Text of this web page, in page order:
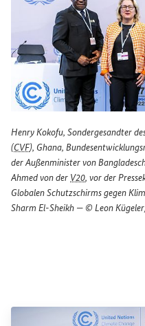
Henry Kokofu, Sondergesandter
(CVF), Ghana,
der Außenminister von
Ahmed von der V20, vor der
Globalen Schutzschirms gegen
Sharm El-Sheikh — © Leon